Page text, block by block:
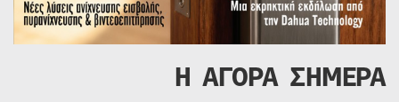
Η ΑΓΟΡΑ ΣΗΜΕΡΑ